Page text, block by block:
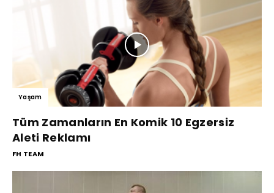
Yaşam
Tüm Zamanların En Komik 10 Egzersiz
Aleti Reklamı
FH TEAM